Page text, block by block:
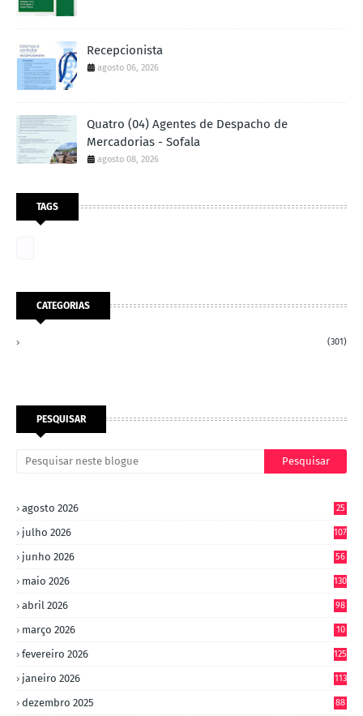
Recepcionista
agosto 06, 2026
Quatro (04) Agentes de Despacho de
Mercadorias - Sofala
agosto 08, 2026
TAGS
CATEGORIAS
(301)
PESQUISAR
agosto 2026 25
julho 2026 107
junho 2026 56
maio 2026 130
abril 2026 98
março 2026
10
fevereiro 2026 125
janeiro 2026 113
dezembro 2025 88